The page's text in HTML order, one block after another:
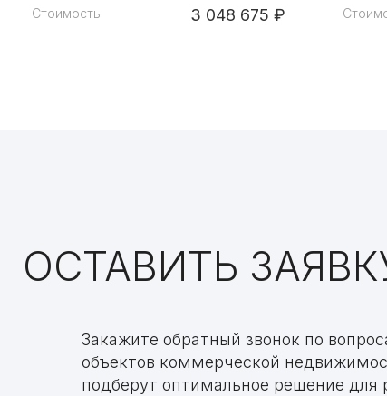
Стоимость 3 048 675 ₽
ОСТАВИТЬ
Закажите обратный звонок по
объектов коммерческой
подберут оптимальное решение для